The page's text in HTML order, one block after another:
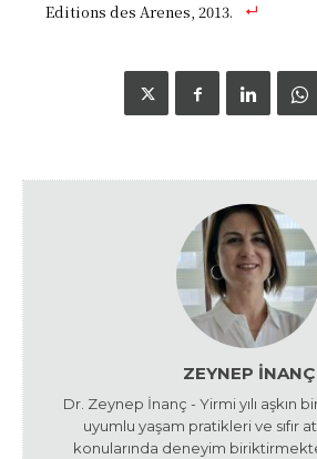
Editions des Arenes, 2013.
ZEYNEP İNANÇ
Dr. Zeynep İnanç - Yirmi yılı aşkın
uyumlu yaşam pratikleri ve sıfır
konularında deneyim